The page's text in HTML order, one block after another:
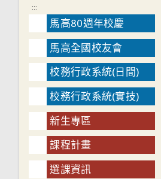
:::
馬高80週年校慶
馬高全國校友會
校務行政系統(日間)
校務行政系統(實技)
新生專區
課程計畫
選課資訊